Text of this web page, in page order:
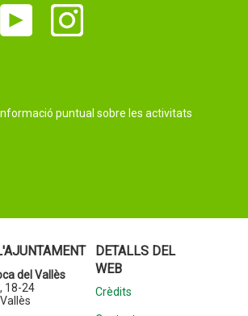
puntual sobre les activitats
del Vallès
18-24
DETALLS DEL
WEB
Crèdits